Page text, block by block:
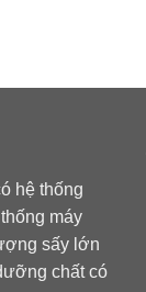
hệ thống
máy
sấy lớn
chất có